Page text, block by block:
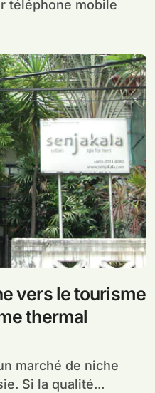
téléphone mobile
vers le tourisme
thermal
Si la qualité...